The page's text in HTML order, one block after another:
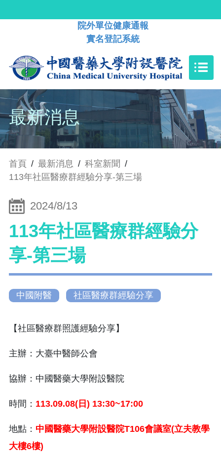
院外單位健康通報
實名登記系統
最新消息
首頁 / 最新消息 / 科室新聞 /
113年社區醫療群經驗分享-第三場
2024/8/13
113年社區醫療群經驗分
享-第三場
中國附醫 社區醫療群經驗分享
【社區醫療群照護經驗分享】
主辦：大臺中醫師公會
協辦：中國醫藥大學附設醫院
時間： 113.09.08( 日 ) 13:30~17:00
地點： 中國醫藥大學附設醫院T106會議室(立夫教學
大樓6樓)